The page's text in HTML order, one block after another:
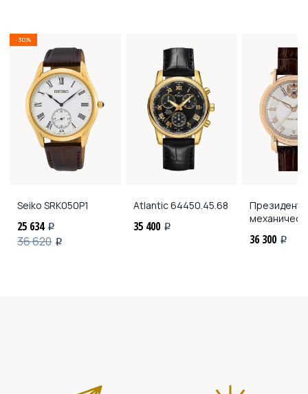
-30%
Seiko SRK050P1
25 634 i
36 620 i
Atlantic64450.45.68
35 400 i
Президент
36 300 i